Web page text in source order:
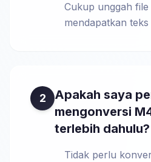
Cukup unggah
mendapatkan teks
2
Apakah saya
mengonversi
terlebih dahulu?
Tidak perlu